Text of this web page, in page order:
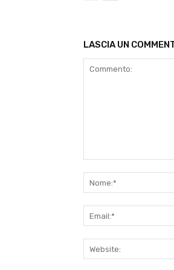
LASCIA UN